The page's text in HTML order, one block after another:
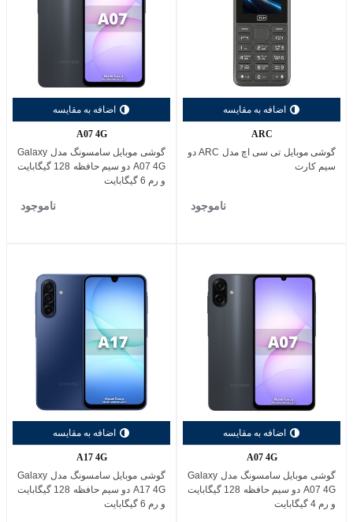
اضافه به مقایسه
ARC
گوشی موبایل تی سی اچ مدل ARC دو
سیم کارت
ناموجود
اضافه به مقایسه
A07 4G
گوشی موبایل سامسونگ مدل Galaxy
A07 4G دو سیم حافظه 128 گیگابایت
و رم 6 گیگابایت
ناموجود
اضافه به مقایسه
A07 4G
گوشی موبایل سامسونگ مدل Galaxy
A07 4G دو سیم حافظه 128 گیگابایت
و رم 4 گیگابایت
اضافه به مقایسه
A17 4G
گوشی موبایل سامسونگ مدل Galaxy
A17 4G دو سیم حافظه 128 گیگابایت
و رم 6 گیگابایت